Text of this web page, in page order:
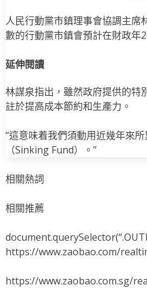
人民行動黨市鎮理事會協調主席
數的行動黨市鎮會預計在財政年
延伸閱讀
林謀泉指出，雖然政府提供的特
註於提高成本節約和生產力。
“這意味着我們須動用近幾年來
（Sinking Fund）。”
相關熱詞
相關推薦
https://www.zaobao.com/
https://www.zaobao.com.sg/